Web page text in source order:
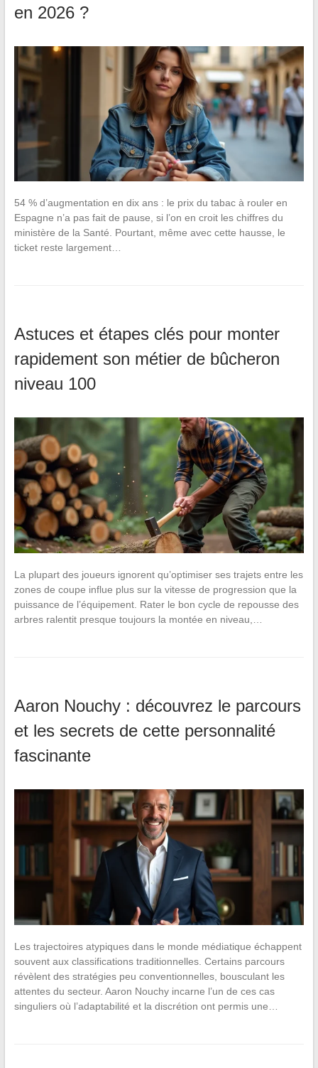
en 2026 ?
54 % d’augmentation en dix ans : le prix du tabac à rouler en
Espagne n’a pas fait de pause, si l’on en croit les chiffres du
ministère de la Santé. Pourtant, même avec cette hausse, le
ticket reste largement…
Astuces et étapes clés pour monter
rapidement son métier de bûcheron
niveau 100
La plupart des joueurs ignorent qu’optimiser ses trajets entre les
zones de coupe influe plus sur la vitesse de progression que la
puissance de l’équipement. Rater le bon cycle de repousse des
arbres ralentit presque toujours la montée en niveau,…
Aaron Nouchy : découvrez le parcours
et les secrets de cette personnalité
fascinante
Les trajectoires atypiques dans le monde médiatique échappent
souvent aux classifications traditionnelles. Certains parcours
révèlent des stratégies peu conventionnelles, bousculant les
attentes du secteur. Aaron Nouchy incarne l’un de ces cas
singuliers où l’adaptabilité et la discrétion ont permis une…